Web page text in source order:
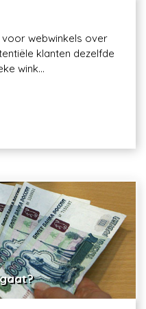
webwinkels over
klanten dezelfde
wink...